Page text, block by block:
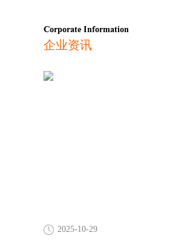
Corporate Information
企业资讯
2025-10-29